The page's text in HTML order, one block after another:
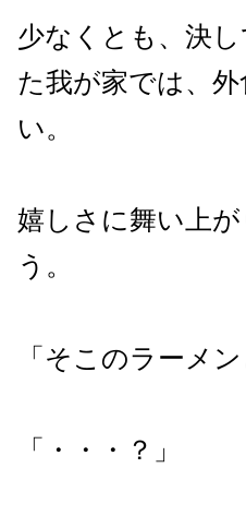
少なくとも、決
た我が家では、
い。
嬉しさに舞い上
う。
「そこのラーメ
「・・・？」